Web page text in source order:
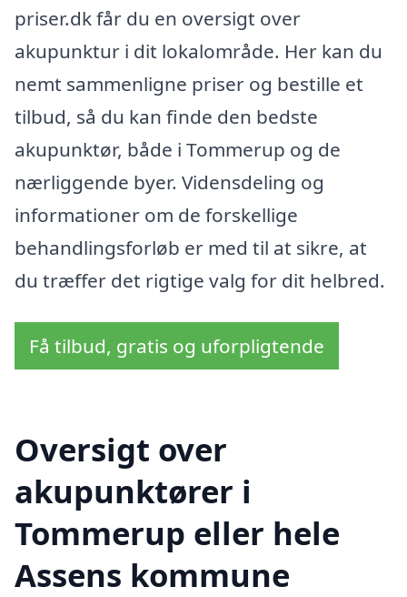
priser.dk får du en oversigt over
akupunktur i dit lokalområde. Her kan du
nemt sammenligne priser og bestille et
tilbud, så du kan finde den bedste
akupunktør, både i Tommerup og de
nærliggende byer. Vidensdeling og
informationer om de forskellige
behandlingsforløb er med til at sikre, at
du træffer det rigtige valg for dit helbred.
Få tilbud, gratis og uforpligtende
Oversigt over
akupunktører i
Tommerup eller hele
Assens kommune